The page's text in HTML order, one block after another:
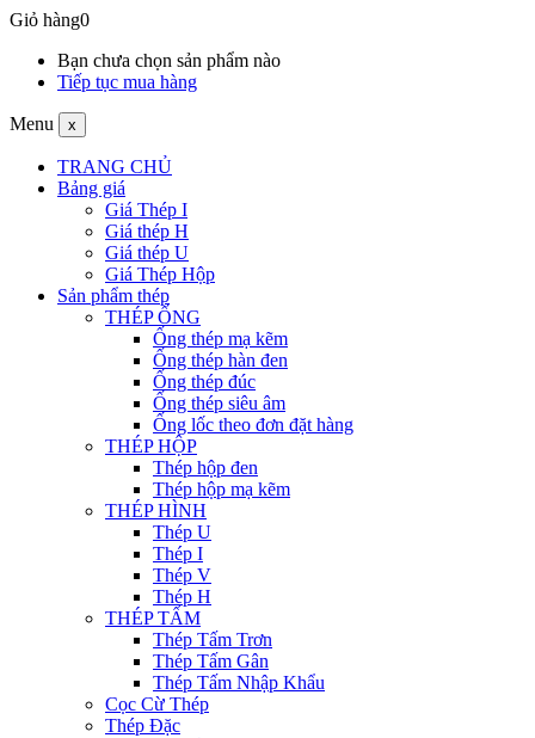
Giỏ hàng0
Bạn chưa chọn sản phẩm nào
Tiếp tục mua hàng
Menu x
TRANG CHỦ
Bảng giá
Giá Thép I
Giá thép H
Giá thép U
Giá Thép Hộp
Sản phẩm thép
THÉP ỐNG
Ống thép mạ kẽm
Ống thép hàn đen
Ống thép đúc
Ống thép siêu âm
Ống lốc theo đơn đặt hàng
THÉP HỘP
Thép hộp đen
Thép hộp mạ kẽm
THÉP HÌNH
Thép U
Thép I
Thép V
Thép H
THÉP TẤM
Thép Tấm Trơn
Thép Tấm Gân
Thép Tấm Nhập Khẩu
Cọc Cừ Thép
Thép Đặc